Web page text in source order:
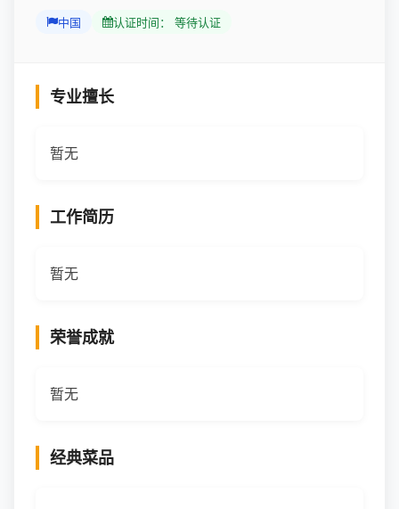
中国 认证时间： 等待认证
专业擅长
暂无
工作简历
暂无
荣誉成就
暂无
经典菜品